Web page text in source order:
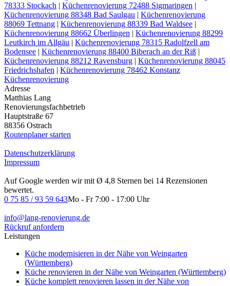
78333 Stockach | Küchenrenovierung 72488 Sigmaringen |
Küchenrenovierung 88348 Bad Saulgau | Küchenrenovierung
88069 Tettnang | Küchenrenovierung 88339 Bad Waldsee |
Küchenrenovierung 88662 Überlingen | Küchenrenovierung 88299
Leutkirch im Allgäu | Küchenrenovierung 78315 Radolfzell am
Bodensee | Küchenrenovierung 88400 Biberach an der Riß |
Küchenrenovierung 88212 Ravensburg | Küchenrenovierung 88045
Friedrichshafen | Küchenrenovierung 78462 Konstanz
Küchenrenovierung
Adresse
Matthias Lang
Renovierungsfachbetrieb
Hauptstraße 67
88356 Ostrach
Routenplaner starten
Datenschutzerklärung
Impressum
Auf Google werden wir mit Ø 4,8 Sternen bei 14 Rezensionen
bewertet.
0 75 85 / 93 59 643Mo - Fr 7:00 - 17:00 Uhr
info@lang-renovierung.de
Rückruf anfordern
Leistungen
Küche modernisieren in der Nähe von Weingarten
(Württemberg)
Küche renovieren in der Nähe von Weingarten (Württemberg)
Küche komplett renovieren lassen in der Nähe von